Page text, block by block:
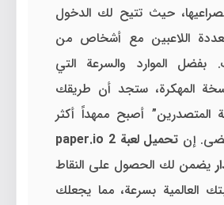
حيث تتيح لك الدخول
اللاعبين مع أشخاص من
بفضل الموارد والسرعة التي
المهكرة، ستجد أن طريقك
المتصدرين” أصبح ممهداً أكثر
إن
تحميل لعبة paper.io 2
يضمن لك الحصول على النقاط
العالمية بسرعة، مما يجعلك